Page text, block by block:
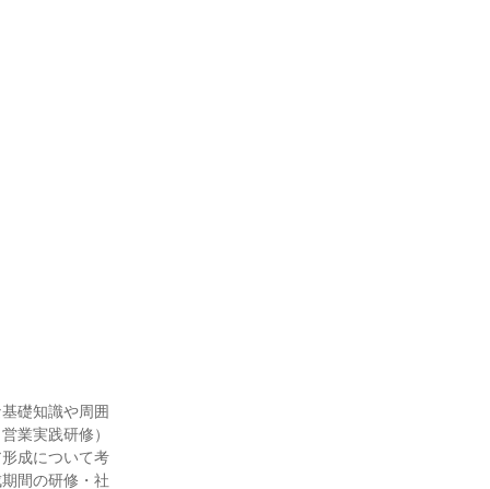
礎知識や周囲
業実践研修）
成について考
間の研修・社